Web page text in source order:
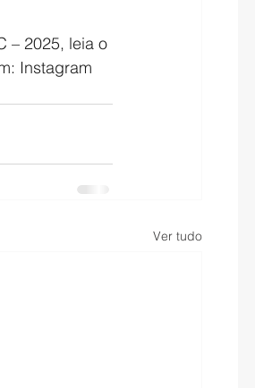
– 2025, leia o
Instagram
Ver tudo